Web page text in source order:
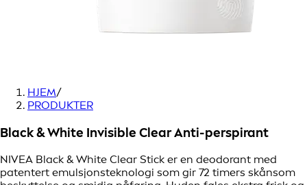
HJEM/
PRODUKTER
Black & White Invisible Clear Anti-perspirant
NIVEA Black & White Clear Stick er en deodorant med
patentert emulsjonsteknologi som gir 72 timers skånsom